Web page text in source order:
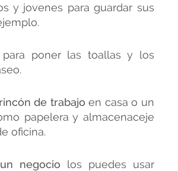
y jovenes para guardar sus
para poner las toallas y los
de trabajo en casa o un
papelera y almacenaceje
oficina.
negocio los puedes usar